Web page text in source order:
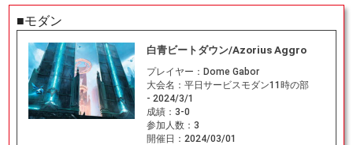
■モダン
白青ビートダウン/Azorius Aggro
プレイヤー： Dome Gabor
大会名： 平日サービスモダン11時の部
- 2024/3/1
成績： 3-0
参加人数： 3
開催日： 2024/03/01